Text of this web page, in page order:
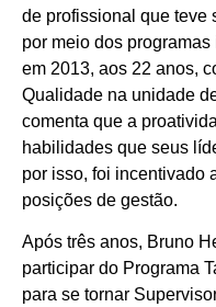
de profissional que teve
por meio dos
em 2013, aos 22 anos,
Qualidade na unidade
comenta que a
habilidades que seus
por isso, foi incentivado
posições de gestão.
Após três anos, Bruno
participar do Programa
para se tornar